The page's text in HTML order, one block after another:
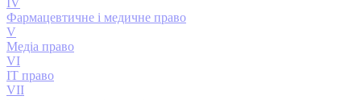
IV
Фармацевтичне і медичне право
V
Медіа право
VI
IT право
VII